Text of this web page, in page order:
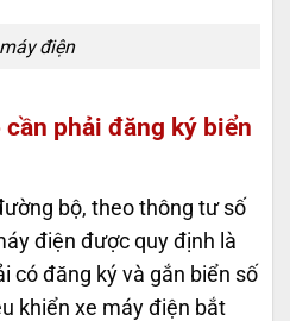
điện
phải đăng ký biển
bộ, theo thông tư số
điện được quy định là
có đăng ký và gắn biển số
khiển xe máy điện bắt